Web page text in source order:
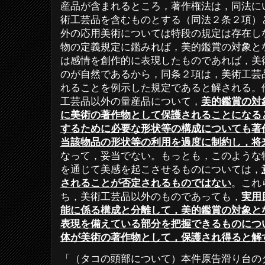
産品が含まれるところ，著作権法は，同法
術工芸品を含むものとする（同法２条２項
外の応用美術については特段の規定は存在
物の定義規定に鑑みれば，美的鑑賞の対象
は感情を創作的に表現したものであれば，
のが自然であるから，同条２項は，美術工
れることを例示した規定であると解される
工芸品以外の量産品について， 美的鑑賞の
に美術の著作物として保護されることにな
するために必要な形状等の構成についても
当該物品の形状等の利用を過度に制約し，
なって，妥当でない。もっとも，このよう
を通じて美感を起こさせるものについては，
されることが否定されるものではない。これ
ち，美術工芸品以外のものであっても， 実用
能に係る構成と分離して，美的鑑賞の対象
表現を備えている部分を把握できるものに
体が美術の著作物として，保護され得ると解
「（タコの頭部について）本件原告滑り台